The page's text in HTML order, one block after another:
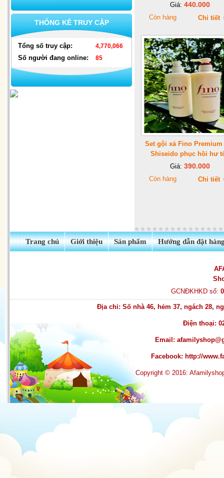
Bộ ấm chén cao cấp L8-73 (2)
THỐNG KÊ TRUY CẬP
Tổng số truy cập: 4,770,066
Số người đang online: 85
Giá: 440.000
Còn hàng Chi tiết
Set gội xả Fino Premium
Shiseido phục hồi hư
Giá: 390.000
Còn hàng Chi tiết
Trang chủ Giới thiệu Sản phẩm Hướng dẫn đặt
GCNĐKHKD số:
Địa chỉ: Số nhà 46, hẻm 37, ngách 28,
Điện thoại:
Email:
Facebook: http://
Copyright © 2016: